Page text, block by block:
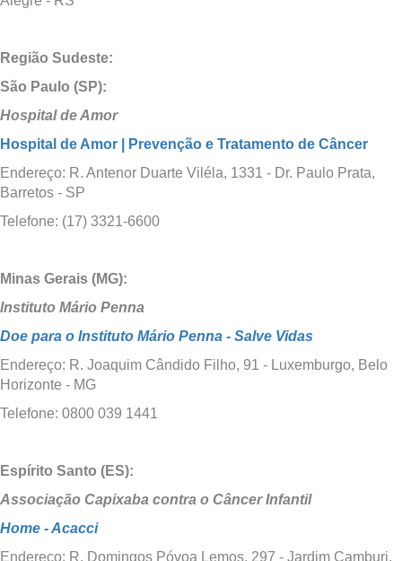
Região Sudeste:
São Paulo (SP):
Hospital de Amor
Hospital de Amor | Prevenção e Tratamento de Câncer
Endereço: R. Antenor Duarte Viléla, 1331 - Dr. Paulo Prata,
Barretos - SP
Telefone: (17) 3321-6600
Minas Gerais (MG):
Instituto Mário Penna
Doe para o Instituto Mário Penna - Salve Vidas
Endereço: R. Joaquim Cândido Filho, 91 - Luxemburgo, Belo
Horizonte - MG
Telefone: 0800 039 1441
Espírito Santo (ES):
Associação Capixaba contra o Câncer Infantil
Home - Acacci
Endereço: R. Domingos Póvoa Lemos, 297 - Jardim Camburi,